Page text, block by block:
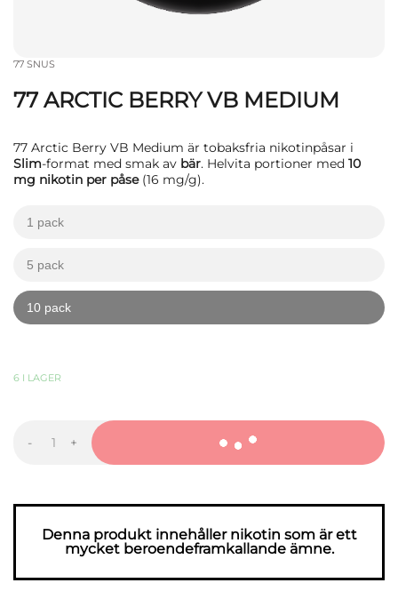
77 SNUS
77 ARCTIC BERRY VB MEDIUM
77 Arctic Berry VB Medium är tobaksfria nikotinpåsar i
Slim-format med smak av bär. Helvita portioner med 10
mg nikotin per påse(16 mg/g).
1 pack
5 pack
10 pack
-77
Medium
+
Denna produkt innehåller nikotin som är ett
mycket beroendeframkallande ämne.